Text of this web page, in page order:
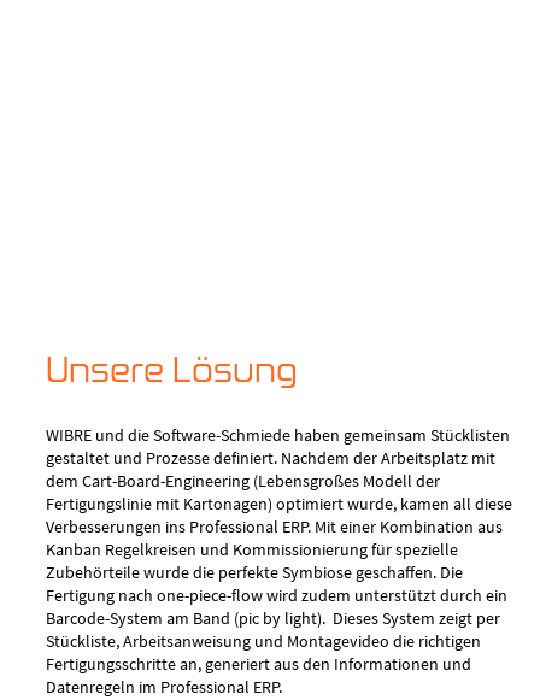
Unsere Lösung
WIBRE und die Software-Schmiede haben gemeinsam Stücklisten
gestaltet und Prozesse definiert. Nachdem der Arbeitsplatz mit
dem Cart-Board-Engineering (Lebensgroßes Modell der
Fertigungslinie mit Kartonagen) optimiert wurde, kamen all diese
Verbesserungen ins Professional ERP. Mit einer Kombination aus
Kanban Regelkreisen und Kommissionierung für spezielle
Zubehörteile wurde die perfekte Symbiose geschaffen. Die
Fertigung nach one-piece-flow wird zudem unterstützt durch ein
Barcode-System am Band (pic by light). Dieses System zeigt per
Stückliste, Arbeitsanweisung und Montagevideo die richtigen
Fertigungsschritte an, generiert aus den Informationen und
Datenregeln im Professional ERP.